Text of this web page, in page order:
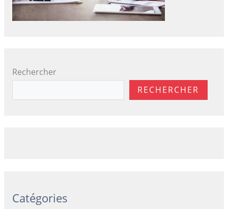
Rechercher
RECHERCHER
Catégories